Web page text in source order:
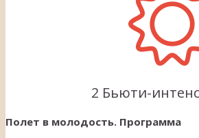
2 Бьюти-
Полет в молодость. Программа